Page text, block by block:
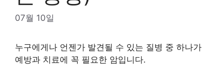
07월 10일
누구에게나 언젠가 발견될 수 있는 질병 중 하나가
예방과 치료에 꼭 필요한 암입니다.